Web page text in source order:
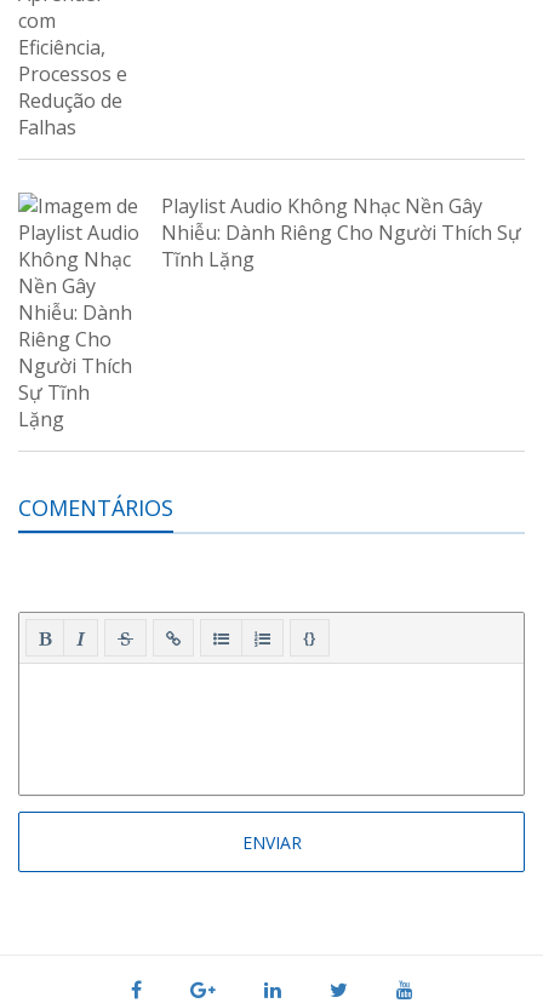
Playlist Audio Không Nhạc Nền Gây
Nhiễu: Dành Riêng Cho Người Thích Sự
Tĩnh Lặng
COMENTÁRIOS
{}